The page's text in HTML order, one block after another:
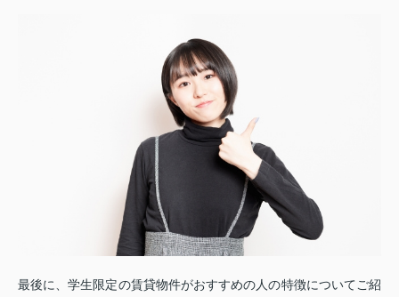
最後に、学生限定の賃貸物件がおすすめの人の特徴についてご紹